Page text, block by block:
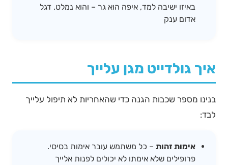
באיזו ישיבה למד, איפה הוא גר – והוא נמלט. דגל
אדום ענק
איך גולדייט מגן עלייך
בנינו מספר שכבות הגנה כדי שהאחריות לא תיפול עלייך
לבד:
אימות זהות – כל משתמש עובר אימות בסיסי.
פרופילים שלא אימתו לא יכולים לפנות אלייך